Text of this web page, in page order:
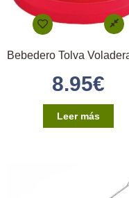
8.95€
Leer más